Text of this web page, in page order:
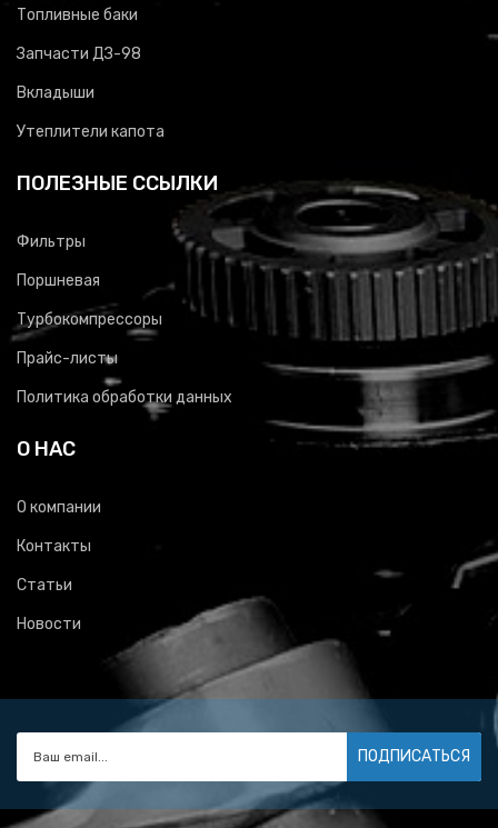
Топливные баки
Запчасти ДЗ-98
Вкладыши
Утеплители капота
ПОЛЕЗНЫЕ ССЫЛКИ
Фильтры
Поршневая
Турбокомпрессоры
Прайс-листы
Политика обработки данных
О НАС
О компании
Контакты
Статьи
Новости
ПОДПИСАТЬСЯ